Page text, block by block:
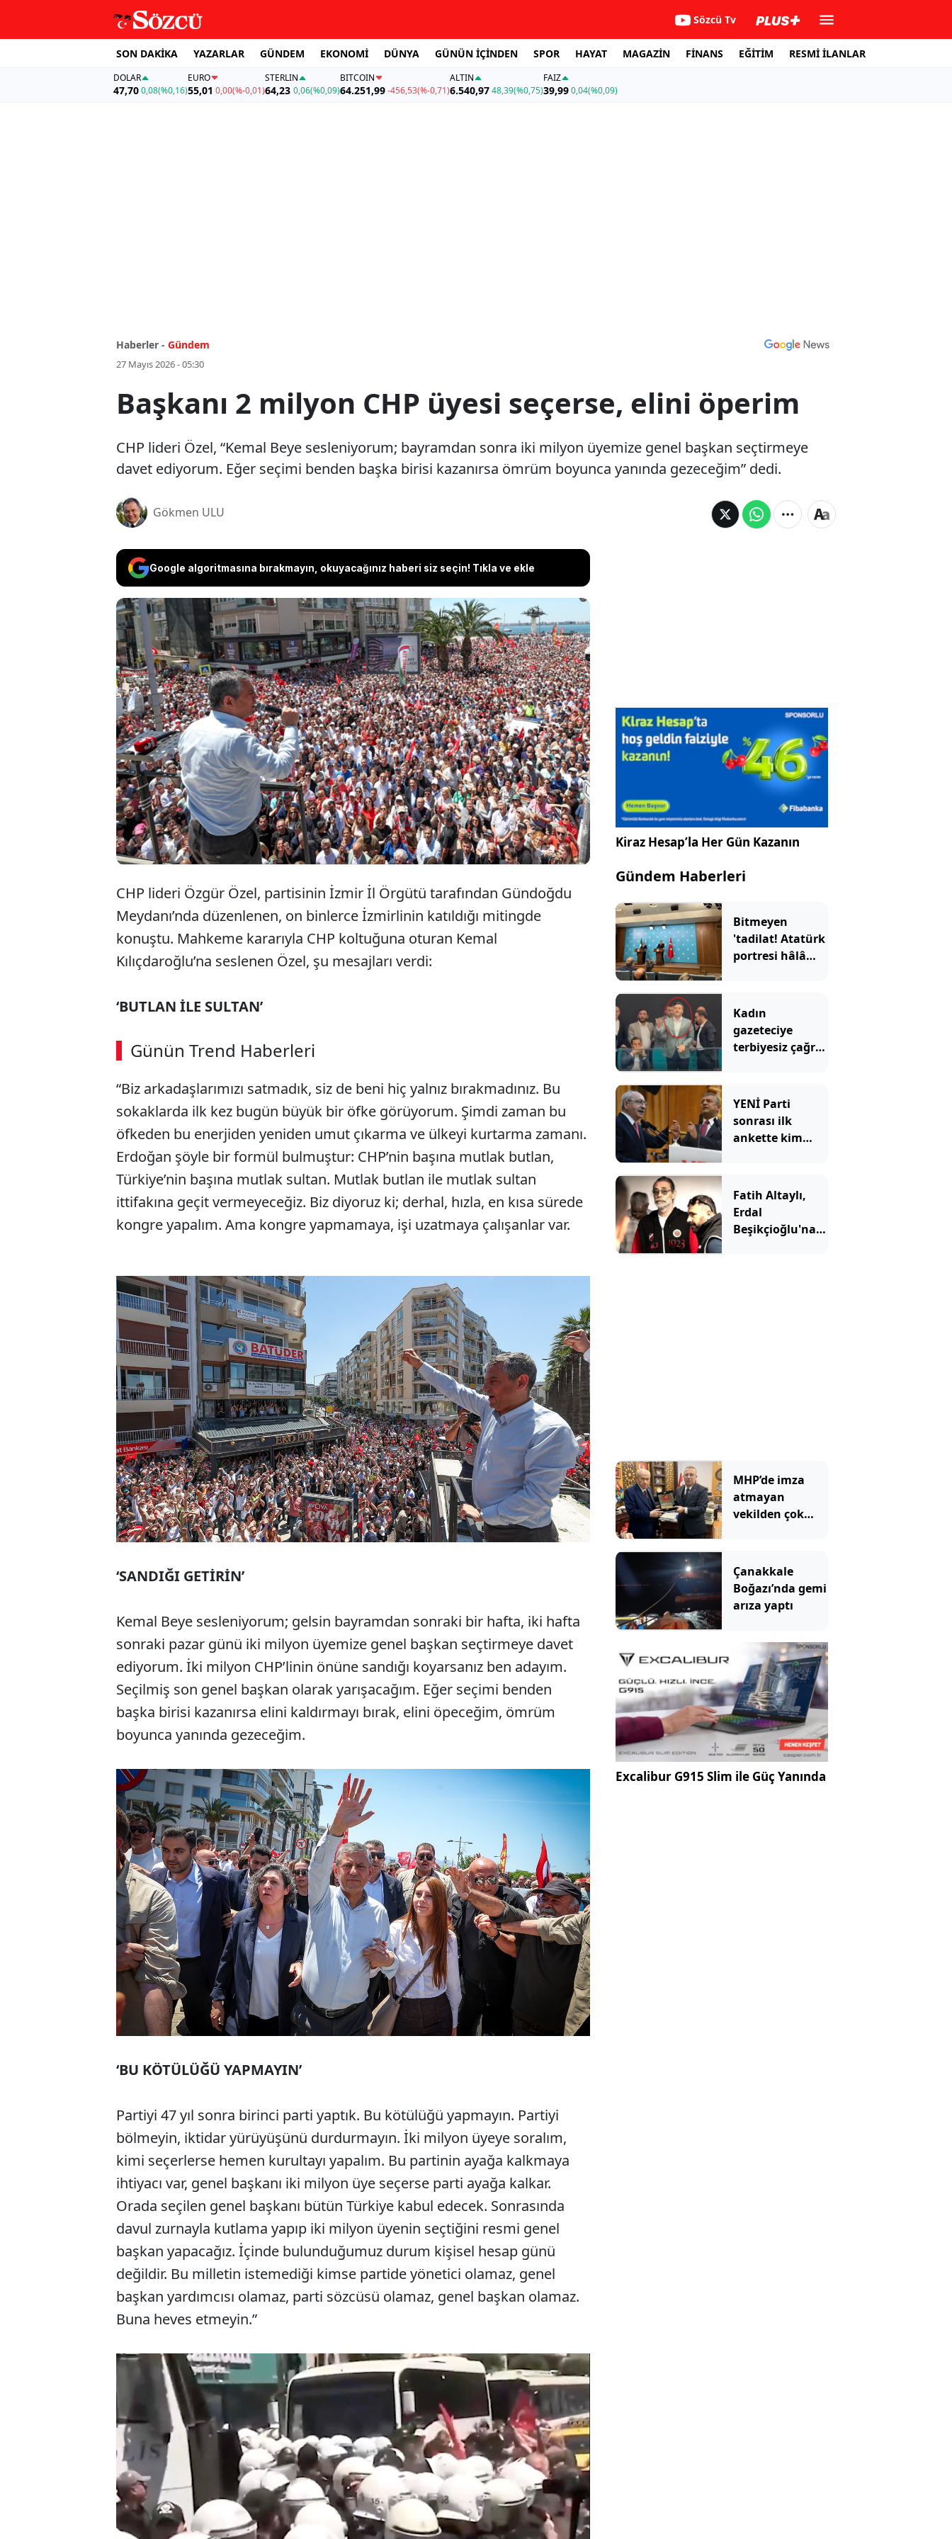
Sözcü Tv
SON DAKİKA YAZARLAR GÜNDEM EKONOMİ DÜNYA GÜNÜN İÇİNDEN SPOR HAYAT MAGAZİN FİNANS EĞİTİM RESMİ İLANLAR
DOLAR
47,700,08(%0,16)
EURO
55,01 0,00(%-0,01)
STERLIN
64,23 0,06(%0,09)
BITCOIN
64.251,99-456,53(%-0,71)
ALTIN
6.540,9748,39(%0,75)
FAİZ
39,990,04(%0,09)
Haberler - Gündem
27 Mayıs 2026 - 05:30
Başkanı 2 milyon CHP üyesi seçerse, elini öperim
CHP lideri Özel, “Kemal Beye sesleniyorum; bayramdan sonra iki milyon üyemize genel başkan seçtirmeye
davet ediyorum. Eğer seçimi benden başka birisi kazanırsa ömrüm boyunca yanında gezeceğim” dedi.
Gökmen ULU
Google algoritmasına bırakmayın, okuyacağınız haberi siz seçin! Tıkla ve ekle
CHP lideri Özel, “Kemal Beye sesleniyorum; bayramdan sonra
iki milyon üyemize genel başkan seçtirmeye davet ediyorum.
Eğer seçimi benden başka birisi kazanırsa ömrüm boyunca
yanında gezeceğim” dedi.
CHP lideri Özgür Özel, partisinin İzmir İl Örgütü tarafından Gündoğdu
Meydanı’nda düzenlenen, on binlerce İzmirlinin katıldığı mitingde
konuştu. Mahkeme kararıyla CHP koltuğuna oturan Kemal
Kılıçdaroğlu’na seslenen Özel, şu mesajları verdi:
‘BUTLAN İLE SULTAN’
Günün Trend Haberleri
00:03 / 09:08
Sesi Aç
“Biz arkadaşlarımızı satmadık, siz de beni hiç yalnız bırakmadınız. Bu
sokaklarda ilk kez bugün büyük bir öfke görüyorum. Şimdi zaman bu
öfkeden bu enerjiden yeniden umut çıkarma ve ülkeyi kurtarma zamanı.
Erdoğan şöyle bir formül bulmuştur: CHP’nin başına mutlak butlan,
Türkiye’nin başına mutlak sultan. Mutlak butlan ile mutlak sultan
ittifakına geçit vermeyeceğiz. Biz diyoruz ki; derhal, hızla, en kısa sürede
kongre yapalım. Ama kongre yapmamaya, işi uzatmaya çalışanlar var.
‘SANDIĞI GETİRİN’
Kemal Beye sesleniyorum; gelsin bayramdan sonraki bir hafta, iki hafta
sonraki pazar günü iki milyon üyemize genel başkan seçtirmeye davet
ediyorum. İki milyon CHP’linin önüne sandığı koyarsanız ben adayım.
Seçilmiş son genel başkan olarak yarışacağım. Eğer seçimi benden
başka birisi kazanırsa elini kaldırmayı bırak, elini öpeceğim, ömrüm
boyunca yanında gezeceğim.
‘BU KÖTÜLÜĞÜ YAPMAYIN’
Partiyi 47 yıl sonra birinci parti yaptık. Bu kötülüğü yapmayın. Partiyi
bölmeyin, iktidar yürüyüşünü durdurmayın. İki milyon üyeye soralım,
kimi seçerlerse hemen kurultayı yapalım. Bu partinin ayağa kalkmaya
ihtiyacı var, genel başkanı iki milyon üye seçerse parti ayağa kalkar.
Orada seçilen genel başkanı bütün Türkiye kabul edecek. Sonrasında
davul zurnayla kutlama yapıp iki milyon üyenin seçtiğini resmi genel
başkan yapacağız. İçinde bulunduğumuz durum kişisel hesap günü
değildir. Bu milletin istemediği kimse partide yönetici olamaz, genel
başkan yardımcısı olamaz, parti sözcüsü olamaz, genel başkan olamaz.
Buna heves etmeyin.”
Kiraz Hesap’la Her Gün Kazanın
Gündem Haberleri
Bitmeyen
'tadilat! Atatürk
portresi hâlâ
Kadın
gazeteciye
terbiyesiz çağrı:
YENİ Parti
sonrası ilk
ankette kim
Fatih Altaylı,
Erdal
Beşikçioğlu'na
MHP’de imza
atmayan
vekilden çok
canım var
Çanakkale
Boğazı’nda gemi
arıza yaptı
Excalibur G915 Slim ile Güç Yanında